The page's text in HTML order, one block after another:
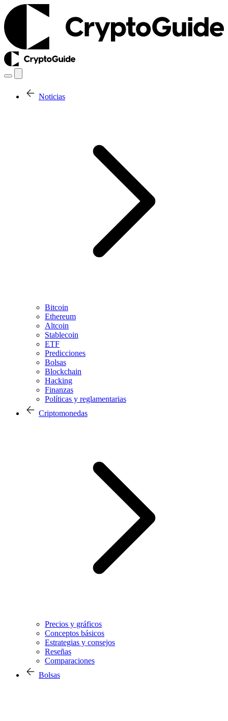
Noticias
Bitcoin
Ethereum
Altcoin
Stablecoin
ETF
Predicciones
Bolsas
Blockchain
Hacking
Finanzas
Políticas y reglamentarias
Criptomonedas
Precios y gráficos
Conceptos básicos
Estrategias y consejos
Reseñas
Comparaciones
Bolsas